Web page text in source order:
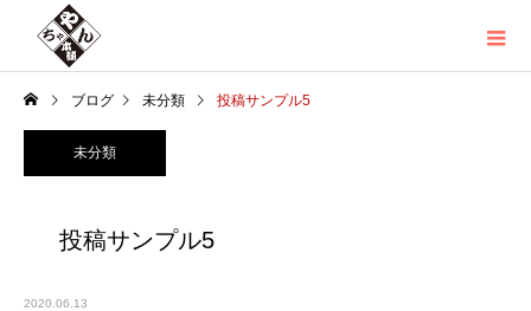
ブログ 未分類 投稿サンプル5
未分類
投稿サンプル5
2020.06.13